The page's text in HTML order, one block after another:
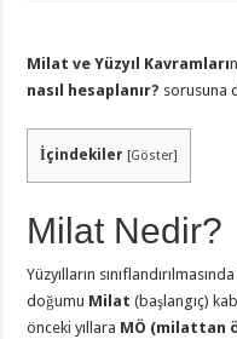
Milat ve Yüzyıl Kavramları
nasıl hesaplanır? sorusuna
İçindekiler [Göster]
Milat Nedir?
Yüzyılların sınıflandırılmasında
doğumu Milat (başlangıç)
önceki yıllara MÖ (milattan